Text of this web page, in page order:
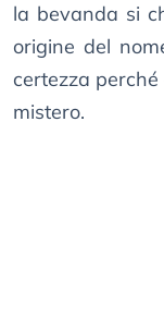
la bevanda si
origine del
certezza
mistero.